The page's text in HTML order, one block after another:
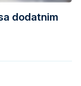
dodatnim